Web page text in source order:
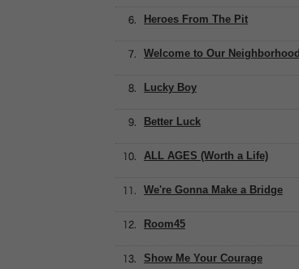
Lucky Boy
ALL AGES (Worth a Life)
Heroes From The Pit
Welcome to Our Neighborhood
Better Luck
We're Gonna Make a Bridge
Room45
Show Me Your Courage